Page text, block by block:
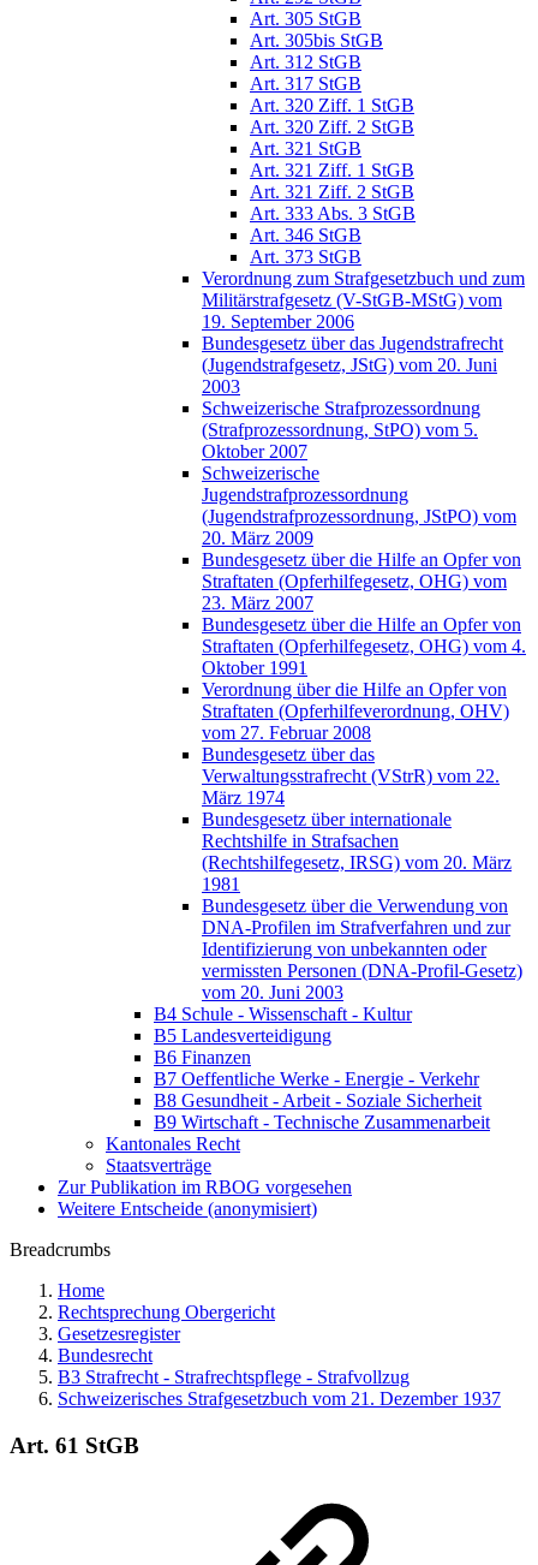
Art. 305 StGB
Art. 305bis StGB
Art. 312 StGB
Art. 317 StGB
Art. 320 Ziff. 1 StGB
Art. 320 Ziff. 2 StGB
Art. 321 StGB
Art. 321 Ziff. 1 StGB
Art. 321 Ziff. 2 StGB
Art. 333 Abs. 3 StGB
Art. 346 StGB
Art. 373 StGB
Verordnung zum Strafgesetzbuch und zum
Militärstrafgesetz (V-StGB-MStG) vom
19. September 2006
Bundesgesetz über das Jugendstrafrecht
(Jugendstrafgesetz, JStG) vom 20. Juni
2003
Schweizerische Strafprozessordnung
(Strafprozessordnung, StPO) vom 5.
Oktober 2007
Schweizerische
Jugendstrafprozessordnung
(Jugendstrafprozessordnung, JStPO) vom
20. März 2009
Bundesgesetz über die Hilfe an Opfer von
Straftaten (Opferhilfegesetz, OHG) vom
23. März 2007
Bundesgesetz über die Hilfe an Opfer von
Straftaten (Opferhilfegesetz, OHG) vom 4.
Oktober 1991
Verordnung über die Hilfe an Opfer von
Straftaten (Opferhilfeverordnung, OHV)
vom 27. Februar 2008
Bundesgesetz über das
Verwaltungsstrafrecht (VStrR) vom 22.
März 1974
Bundesgesetz über internationale
Rechtshilfe in Strafsachen
(Rechtshilfegesetz, IRSG) vom 20. März
1981
Bundesgesetz über die Verwendung von
DNA-Profilen im Strafverfahren und zur
Identifizierung von unbekannten oder
vermissten Personen (DNA-Profil-Gesetz)
vom 20. Juni 2003
B4 Schule - Wissenschaft - Kultur
B5 Landesverteidigung
B6 Finanzen
B7 Oeffentliche Werke - Energie - Verkehr
B8 Gesundheit - Arbeit - Soziale Sicherheit
B9 Wirtschaft - Technische Zusammenarbeit
Kantonales Recht
Staatsverträge
Zur Publikation im RBOG vorgesehen
Weitere Entscheide (anonymisiert)
Breadcrumbs
Home
Rechtsprechung Obergericht
Gesetzesregister
Bundesrecht
B3 Strafrecht - Strafrechtspflege - Strafvollzug
Schweizerisches Strafgesetzbuch vom 21. Dezember 1937
Art. 61 StGB